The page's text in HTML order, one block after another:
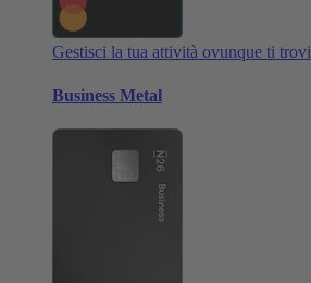
Gestisci la tua attività ovunque ti trovi
Business Metal